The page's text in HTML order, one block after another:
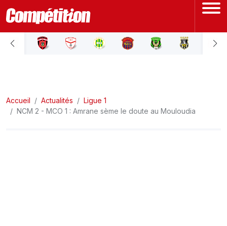
ACCUEIL
LIGUE 2
Accueil Actualités
Ligue 1
NCM 2 - MCO 1 : Amrane sème le doute au Mouloudia